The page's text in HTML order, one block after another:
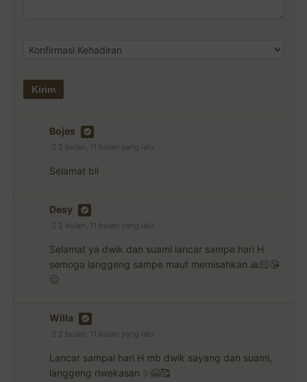
Bojes
2 bulan, 11 bulan yang lalu
Selamat bli
Desy
2 bulan, 11 bulan yang lalu
Selamat ya dwik dan suami lancar sampe hari H
semoga langgeng sampe maut memisahkan 🙏🏻😘
😊
Willa
2 bulan, 11 bulan yang lalu
Lancar sampai hari H mb dwik sayang dan suami,
langgeng riwekasan ✨🤗🥰